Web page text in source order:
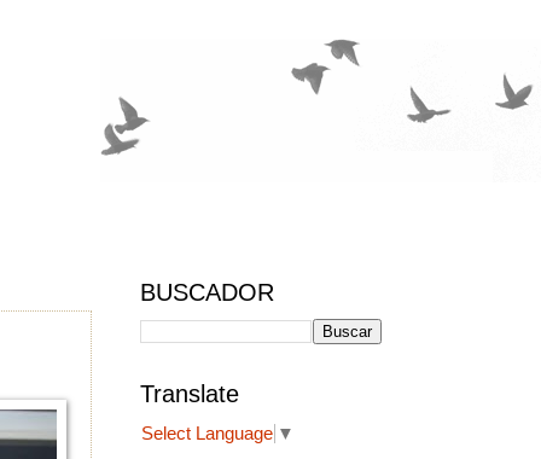
BUSCADOR
Translate
Select Language ▼